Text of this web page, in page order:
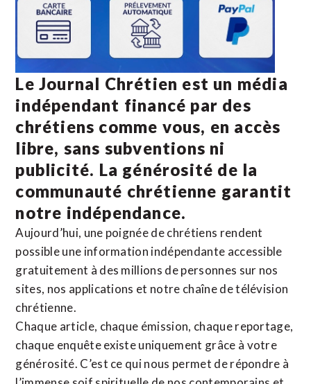
Le Journal Chrétien est un média
indépendant financé par des
chrétiens comme vous, en accès
libre, sans subventions ni
publicité. La générosité de la
communauté chrétienne garantit
notre indépendance.
Aujourd’hui, une poignée de chrétiens rendent
possible une information indépendante accessible
gratuitement à des millions de personnes sur nos
sites, nos applications et notre chaîne de télévision
chrétienne.
Chaque article, chaque émission, chaque reportage,
chaque enquête existe uniquement grâce à votre
générosité. C’est ce qui nous permet de répondre à